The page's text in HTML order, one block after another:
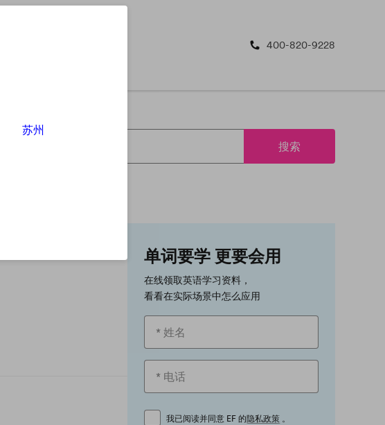
400-820-9228
搜索
单词要学 更要会用
在线领取英语学习资料，
看看在实际场景中怎么应用
我已阅读并同意 EF 的隐私政策 。
苏州